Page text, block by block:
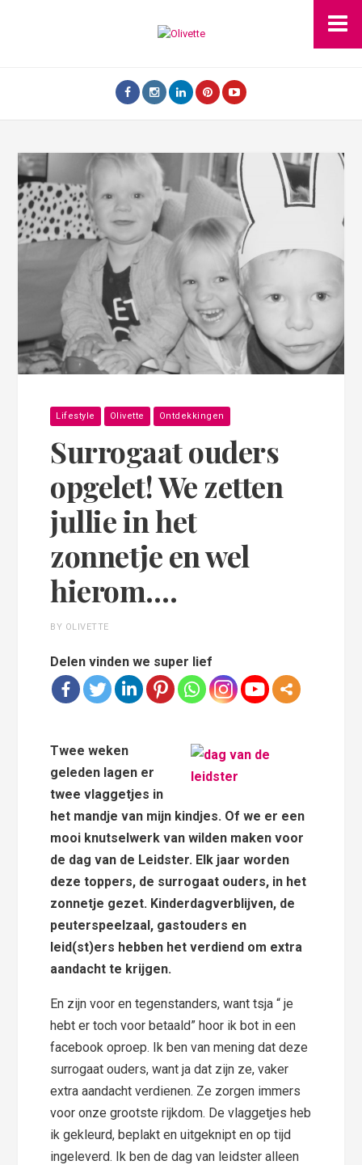
Lifestyle Olivette Ontdekkingen
Surrogaat ouders
opgelet! We zetten
jullie in het
zonnetje en wel
hierom….
BY OLIVETTE
Delen vinden we super lief
Twee weken
geleden lagen er
twee vlaggetjes in
het mandje van mijn kindjes. Of we er een
mooi knutselwerk van wilden maken voor
de dag van de Leidster. Elk jaar worden
deze toppers, de surrogaat ouders, in het
zonnetje gezet. Kinderdagverblijven, de
peuterspeelzaal, gastouders en
leid(st)ers hebben het verdiend om extra
aandacht te krijgen.
En zijn voor en tegenstanders, want tsja “ je
hebt er toch voor betaald” hoor ik bot in een
facebook oproep. Ik ben van mening dat deze
surrogaat ouders, want ja dat zijn ze, vaker
extra aandacht verdienen. Ze zorgen immers
voor onze grootste rijkdom. De vlaggetjes heb
ik gekleurd, beplakt en uitgeknipt en op tijd
ingeleverd. Ik ben de dag van leidster alleen